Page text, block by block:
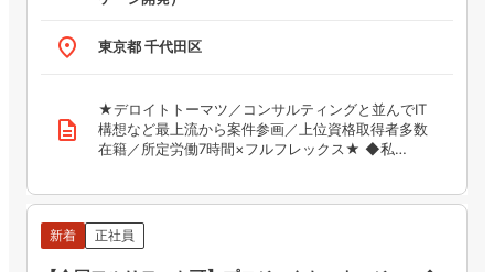
place 東京都 千代田区
description
★デロイトトーマツ／コンサルティングと並んでIT
構想など最上流から案件参画／上位資格取得者多数
在籍／所定労働7時間×フルフレックス★ ◆私…
新着 正社員